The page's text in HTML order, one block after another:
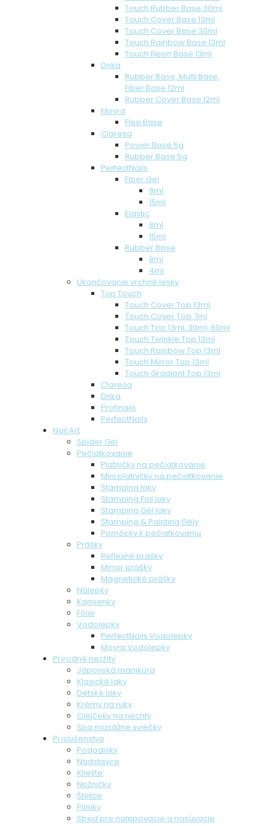
Touch Rubber Base 30ml
Touch Cover Base 13ml
Touch Cover Base 30ml
Touch Rainbow Base 13ml
Touch Neon Base 13ml
Dnka
Rubber Base, Multi Base,
Fiber Base 12ml
Rubber Cover Base 12ml
Moyra
Flexi Base
Claresa
Power Base 5g
Rubber Base 5g
PerfectNails
Fiber Gel
8ml
15ml
Elastic
8ml
15ml
Rubber Base
8ml
4ml
Ukončovacie vrchné lesky
Top Touch
Touch Cover Top 13ml
Touch Cover Top 7ml
Touch Top 13ml, 30ml, 60ml
Touch Twinkle Top 13ml
Touch Rainbow Top 13ml
Touch Mirror Top 13ml
Touch Gradient Top 13ml
Claresa
Dnka
Profinails
PerfectNails
Nail Art
Spider Gel
Pečiatkovanie
Platničky na pečiatkovanie
Mini platničky na pečiatkovanie
Stamping laky
Stamping Foil laky
Stamping Gél laky
Stamping & Painting Gély
Pomôcky k pečiatkovaniu
Prášky
Reflexné prášky
Mirror prášky
Magnetické prášky
Nálepky
Kamienky
Fólie
Vodolepky
PerfectNails Vodolepky
Moyra Vodolepky
Prírodné nechty
Japonská manikúra
Klasické laky
Detské laky
Krémy na ruky
Olejčeky na nechty
Spa masážne sviečky
Príslušenstvo
Pododisky
Nadstavce
Kliešte
Nožničky
Štetce
Pilníky
Stred pre nalepovacie a nasúvacie